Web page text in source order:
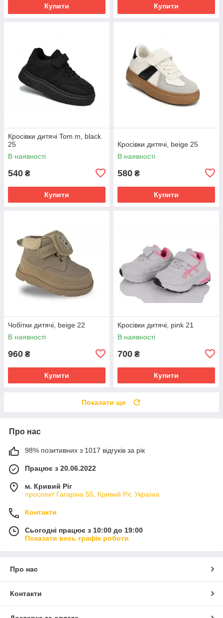
Купити Купити
Кросівки дитячі Tom.m, black
25
В наявності
540 ₴
Купити
Кросівки дитячі, beige 25
В наявності
580 ₴
Купити
Чобітки дитячі, beige 22
В наявності
960 ₴
Купити
Кросівки дитячі, pink 21
В наявності
700 ₴
Купити
Показати ще
Про нас
98% позитивних з 1017 відгуків за рік
Працює з 20.06.2022
м. Кривий Ріг
проспект Гагаріна 55, Кривий Ріг, Україна
Контакти
Сьогодні працює з 10:00 до 19:00
Показати весь графік роботи
Про нас
Контакти